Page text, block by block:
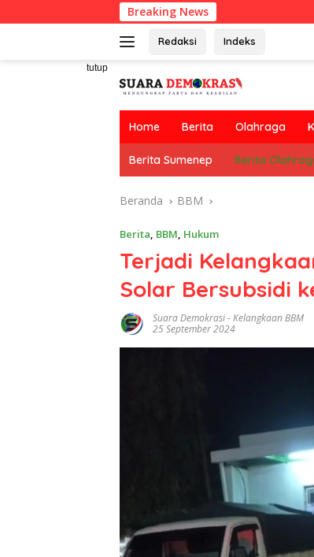
ke
Breaking News
Redaksi Indeks
tutup
Home Berita Olahraga
Berita Sumenep Berita
Beranda BBM
Berita, BBM, Hukum
Terjadi
Solar Bersubsidi
Suara Demokrasi-Kelangkaan BBM
25 September 2024